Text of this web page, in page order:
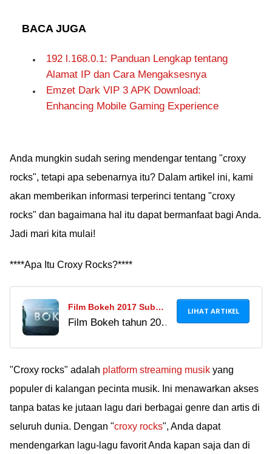
BACA JUGA
192 l.168.0.1: Panduan Lengkap tentang
Alamat IP dan Cara Mengaksesnya
Emzet Dark VIP 3 APK Download:
Enhancing Mobile Gaming Experience
Anda mungkin sudah sering mendengar tentang "croxy
rocks", tetapi apa sebenarnya itu? Dalam artikel ini, kami
akan memberikan informasi terperinci tentang "croxy
rocks" dan bagaimana hal itu dapat bermanfaat bagi Anda.
Jadi mari kita mulai!
****Apa Itu Croxy Rocks?****
Film Bokeh 2017 Sub
Indo: Film Fenomenal
Film Bokeh tahun 2017
yang menarik. Cek
review dan cara
downloadnya di sini!
LIHAT ARTIKEL
"Croxy rocks" adalah platform streaming musik yang
populer di kalangan pecinta musik. Ini menawarkan akses
tanpa batas ke jutaan lagu dari berbagai genre dan artis di
seluruh dunia. Dengan "croxy rocks", Anda dapat
mendengarkan lagu-lagu favorit Anda kapan saja dan di